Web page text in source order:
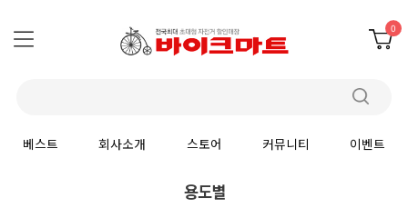
0
베스트 회사소개 스토어 커뮤니티 이벤트
용도별